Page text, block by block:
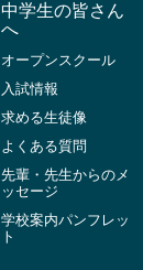
中学生の皆さん
へ
オープンスクール
入試情報
求める生徒像
よくある質問
先輩・先生からのメ
ッセージ
学校案内パンフレッ
ト